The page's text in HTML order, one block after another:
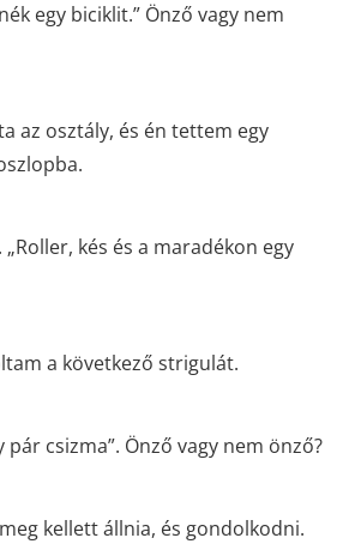
egy biciklit.” Önző vagy nem
az osztály, és én tettem egy
kés és a maradékon egy
a következő strigulát.
pár csizma”. Önző vagy nem önző?
kellett állnia, és gondolkodni.